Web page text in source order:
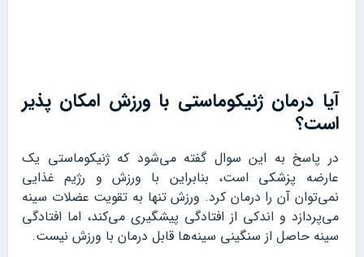
آیا درمان ژنیکوماستی با ورزش امکان پذیر
است؟
در پاسخ به این سوال گفته می‌شود که ژنیکوماستی یک
عارضه پزشکی است، بنابراین با ورزش و رژیم غذایی
نمی‌توان آن را درمان کرد. ورزش تنها به تقویت عضلات سینه
می‌پردازد و اندکی از افتادگی پیشگیری می‌کند، اما افتادگی
سینه حاصل از سنگینی سینه‌ها قابل درمان با ورزش نیست.